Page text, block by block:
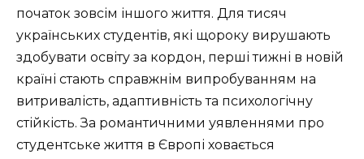
початок зовсім іншого життя. Для тисяч
українських студентів, які щороку вирушають
здобувати освіту за кордон, перші тижні в новій
країні стають справжнім випробуванням на
витривалість, адаптивність та психологічну
стійкість. За романтичними уявленнями про
студентське життя в Європі ховається